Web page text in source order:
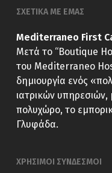
ΣΧΕΤΙΚΑ ΜΕ ΕΜΑΣ
Mediterraneo First
Μετά το “Boutique
του Mediterraneo
δημιουργία ενός
ιατρικών
πολυχώρο, το
Γλυφάδα.
ΧΡΗΣΙΜΟΙ ΣΥΝΔΕΣΜΟΙ